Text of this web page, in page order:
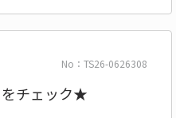
No：TS26-0626308
をチェック★